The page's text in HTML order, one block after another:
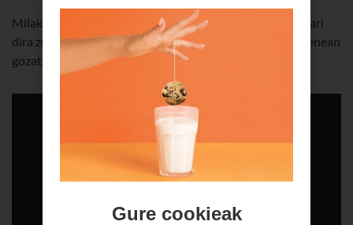
Milaka lagun ari dira parte hartzen Korrikan, eta milaka ari
dira zuzenean jarraitzen ere. Beraz, ekimen honetaz zuzenean
gozatzera animatzen zaitugu.
Gure cookieak